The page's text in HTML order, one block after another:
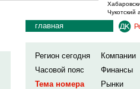
Чукотский
главная
Регион сегодня
Компании
Часовой пояс
Финансы
Тема номера
Рынки